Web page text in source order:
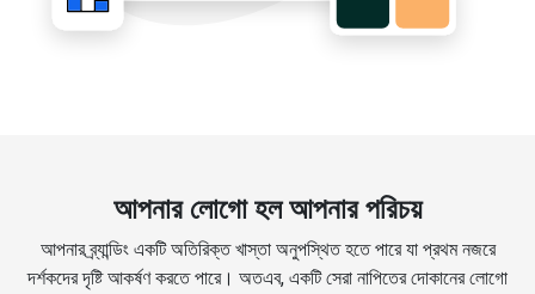
আপনার লোগো হল আপনার পরিচয়
আপনার ব্র্যান্ডিং একটি অতিরিক্ত খাস্তা অনুপস্থিত হতে পারে যা প্রথম নজরে
দর্শকদের দৃষ্টি আকর্ষণ করতে পারে। অতএব, একটি সেরা নাপিতের দোকানের লোগো